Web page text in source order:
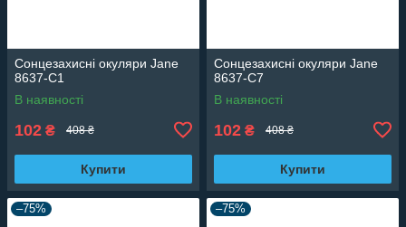
Сонцезахисні окуляри Jane
8637-C1
В наявності
102 ₴ 408 ₴
Купити
Сонцезахисні окуляри Jane
8637-C7
В наявності
102 ₴ 408 ₴
Купити
–75% –75%